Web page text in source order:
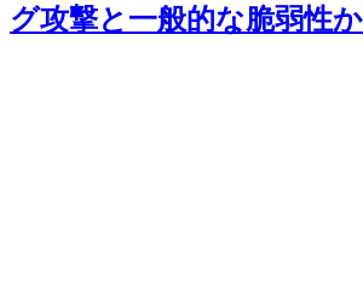
グ攻撃と一般的な脆弱性